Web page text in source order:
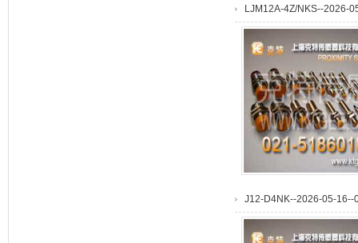
LJM12A-4Z/NKS--2026-
J12-D4NK--2026-05-16--